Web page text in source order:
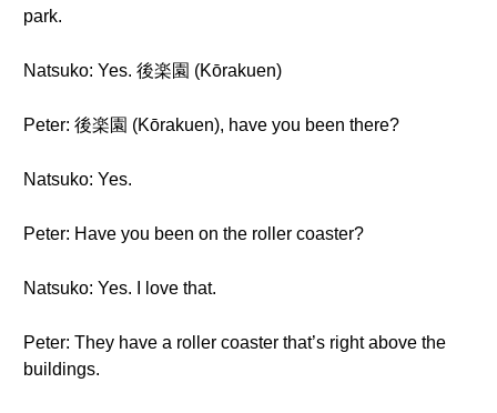
park.
Natsuko: Yes. 後楽園 (Kōrakuen)
Peter: 後楽園 (Kōrakuen), have you been there?
Natsuko: Yes.
Peter: Have you been on the roller coaster?
Natsuko: Yes. I love that.
Peter: They have a roller coaster that’s right above the
buildings.